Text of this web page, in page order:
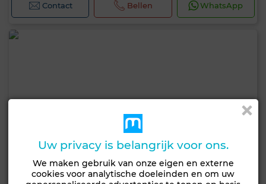
Contact Bellen WhatsApp
Uw privacy is belangrijk voor ons.
We maken gebruik van onze eigen en externe
cookies voor analytische doeleinden en om uw